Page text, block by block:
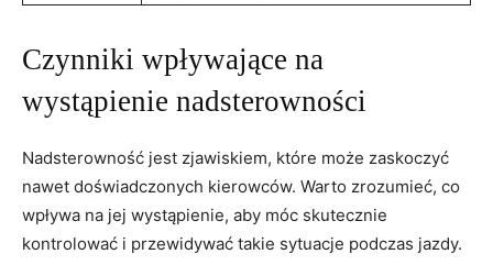
Czynniki ⁣wpływające na​
wystąpienie​ nadsterowności
Nadsterowność jest zjawiskiem, które może zaskoczyć
nawet doświadczonych kierowców. Warto zrozumieć, co⁤
wpływa⁤ na jej wystąpienie, aby​ móc‌ skutecznie
⁣kontrolować i przewidywać takie sytuacje podczas jazdy.